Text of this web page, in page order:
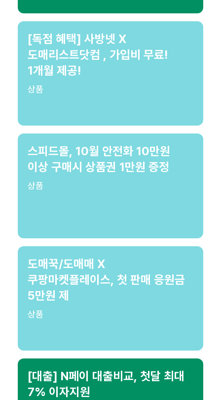
[독점 혜택] 사방넷 X
도매리스트닷컴 , 가입비 무료!
1개월 제공!
상품
스피드몰, 10월 안전화 10만원
이상 구매시 상품권 1만원 증정
상품
도매꾹/도매매 X
쿠팡마켓플레이스, 첫 판매 응원금
5만원 제
상품
[대출] N페이 대출비교, 첫달 최대
7% 이자지원